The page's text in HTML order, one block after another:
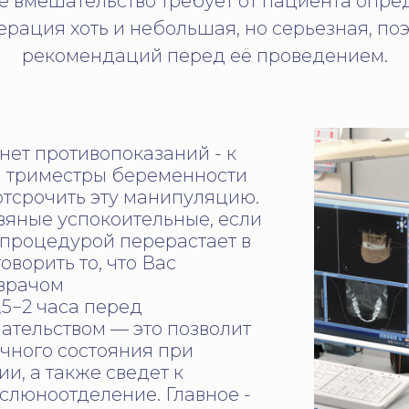
хоть и небольшая, но серьезная,
рекомендаций перед её проведением.
противопоказаний - к
беременности
эту манипуляцию.
успокоительные, если
перерастает в
то, что Вас
часа перед
— это позволит
состояния при
а также сведет к
Главное -